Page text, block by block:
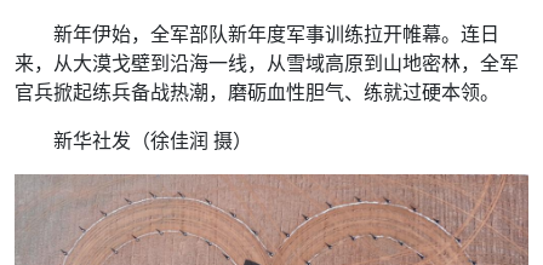
新年伊始，全军部队新年度军事训练拉开帷幕。连日
来，从大漠戈壁到沿海一线，从雪域高原到山地密林，全军
官兵掀起练兵备战热潮，磨砺血性胆气、练就过硬本领。
新华社发（徐佳润 摄）